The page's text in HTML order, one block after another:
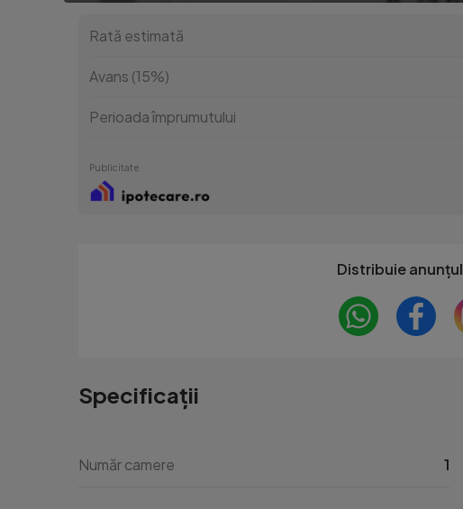
Rată estimată
Avans (15%)
Perioada împrumutului
Publicitate
Distribuie anunțul
Specificații
Număr camere 1